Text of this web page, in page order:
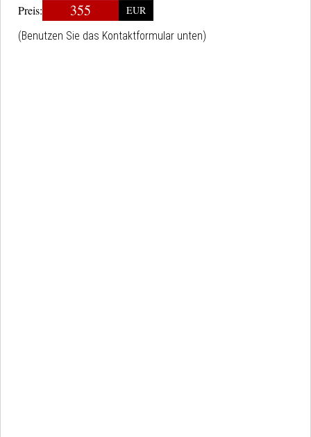
Preis: 355
EUR
(Benutzen Sie das Kontaktformular unten)